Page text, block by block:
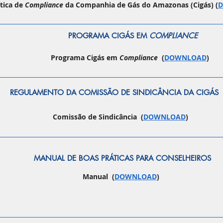
de Complianceda Companhia de Gás do Amazonas (Cigás) (
PROGRAMA CIGÁS EM COMPLIANCE
Programa Cigás em Compliance(DOWNLOAD)
REGULAMENTO DA COMISSÃO DE SINDICÂNCIA DA CIGÁS
Comissão de Sindicância (DOWNLOAD)
MANUAL DE BOAS PRÁTICAS PARA CONSELHEIROS
Manual (DOWNLOAD)